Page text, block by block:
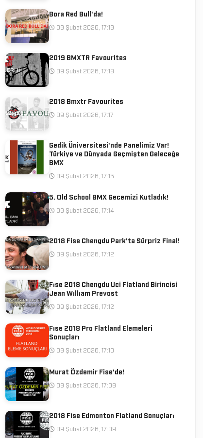
Bora Red Bull'da!
09 Şubat 2026, 17:19
2019 BMXTR Favourites
09 Şubat 2026, 17:18
2018 Bmxtr Favourites
09 Şubat 2026, 17:17
Gedik Üniversitesi'nde Panelimiz Var!
Türkiye ve Dünyada Geçmişten Geleceğe
BMX
09 Şubat 2026, 17:15
5. Old School BMX Gecemizi Kutladık!
09 Şubat 2026, 17:14
2018 Fise Chengdu Park'ta Sürpriz Final!
09 Şubat 2026, 17:12
Fıse 2018 Chengdu Uci Flatland Birincisi
Jean Wıllıam Prevost
09 Şubat 2026, 17:12
Fıse 2018 Pro Flatland Elemeleri
Sonuçları
09 Şubat 2026, 17:10
Murat Özdemir Fise'de!
09 Şubat 2026, 17:09
2018 Fise Edmonton Flatland Sonuçları
09 Şubat 2026, 17:09